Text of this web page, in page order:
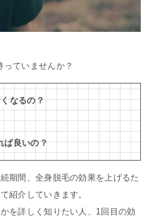
ていませんか？
なるの？
ば良いの？
期間、全身脱毛の効果を上げるた
紹介していきます。
を詳しく知りたい人、1回目の効